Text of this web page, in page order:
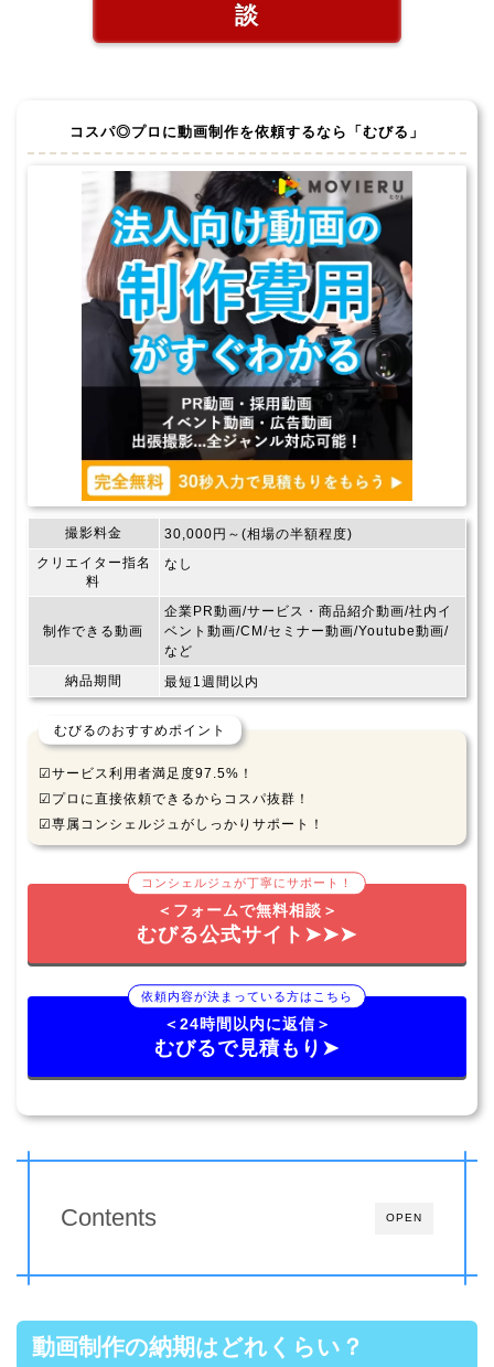
談
コスパ◎プロに動画制作を依頼するなら 「むびる」
撮影料金
30,000円～(相場の半額程度)
クリエイター指名
料
なし
制作できる動画
企業PR動画/サービス・商品紹介動画/社内イ
ベント動画/CM/セミナー動画/Youtube動画/
など
納品期間
最短1週間以内
むびるのおすすめポイント
☑サービス利用者満足度97.5%！
☑プロに直接依頼できるからコスパ抜群！
☑専属コンシェルジュがしっかりサポート！
コンシェルジュが丁寧にサポート！
＜フォームで無料相談＞
むびる公式サイト➤➤➤
依頼内容が決まっている方はこちら
＜24時間以内に返信＞
むびるで見積もり➤
OPEN
Contents
動画制作の納期はどれくらい？